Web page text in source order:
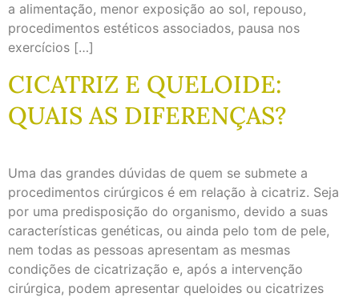
a alimentação, menor exposição ao sol, repouso,
procedimentos estéticos associados, pausa nos
exercícios […]
CICATRIZ E QUELOIDE:
QUAIS AS DIFERENÇAS?
Uma das grandes dúvidas de quem se submete a
procedimentos cirúrgicos é em relação à cicatriz. Seja
por uma predisposição do organismo, devido a suas
características genéticas, ou ainda pelo tom de pele,
nem todas as pessoas apresentam as mesmas
condições de cicatrização e, após a intervenção
cirúrgica, podem apresentar queloides ou cicatrizes